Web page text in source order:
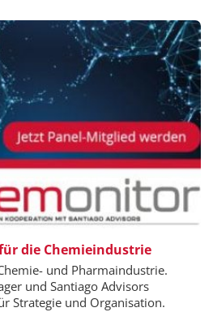
die Chemieindustrie
und Pharmaindustrie.
und Santiago Advisors
Strategie und Organisation.